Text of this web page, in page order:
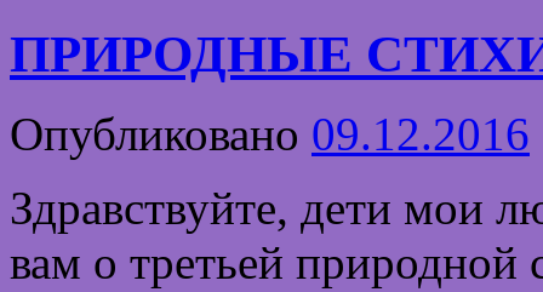
ПРИРОДНЫЕ
Опубликовано 09.12.2016
Здравствуйте, дети мои
вам о третьей